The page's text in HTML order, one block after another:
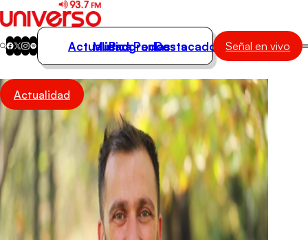
Actualidad
Música
Programas
Podcasts
Destacados
Actualidad
Música
Programas
Podcasts
Destacados Señal en vivo
Actualidad